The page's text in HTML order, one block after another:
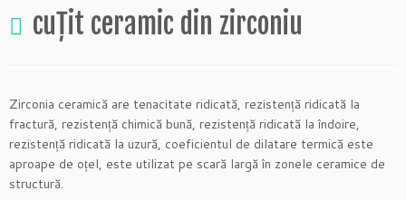
cuțit ceramic din zirconiu
Zirconia ceramică are tenacitate ridicată, rezistență ridicată la
fractură, rezistență chimică bună, rezistență ridicată la îndoire,
rezistență ridicată la uzură, coeficientul de dilatare termică este
aproape de oțel, este utilizat pe scară largă în zonele ceramice de
structură.